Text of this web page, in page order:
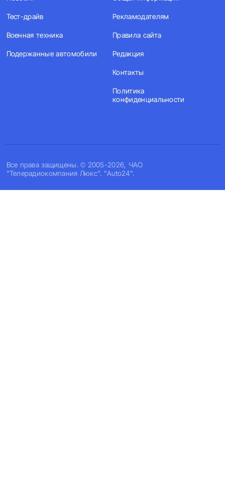
Все права защищены. © 2005-2026, ЧАО
"Телерадиокомпания Люкс". "Auto24".
Тест-драйв
Военная техника
Подержанные автомобили
Рекламодателям
Правила сайта
Редакция
Контакты
Политика
конфиденциальности